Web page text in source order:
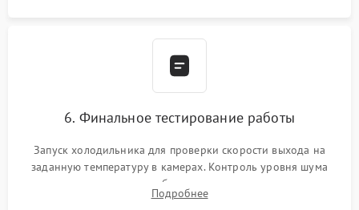
6. Финальное тестирование работы
Запуск холодильника для проверки скорости выхода на
заданную температуру в камерах. Контроль уровня шума
компрессора, отсутствия обмерзания стенок и корректного
срабатывания системы автоматической оттайки.
Подробнее